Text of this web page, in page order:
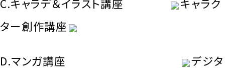
C.キャラデ＆イラスト講座
キャラク
ター創作講座
D.マンガ講座
デジタ